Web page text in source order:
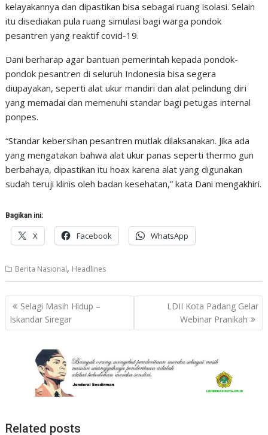
kelayakannya dan dipastikan bisa sebagai ruang isolasi. Selain
itu disediakan pula ruang simulasi bagi warga pondok
pesantren yang reaktif covid-19.
Dani berharap agar bantuan pemerintah kepada pondok-
pondok pesantren di seluruh Indonesia bisa segera
diupayakan, seperti alat ukur mandiri dan alat pelindung diri
yang memadai dan memenuhi standar bagi petugas internal
ponpes.
“Standar kebersihan pesantren mutlak dilaksanakan. Jika ada
yang mengatakan bahwa alat ukur panas seperti thermo gun
berbahaya, dipastikan itu hoax karena alat yang digunakan
sudah teruji klinis oleh badan kesehatan,” kata Dani mengakhiri.
Bagikan ini:
X Facebook WhatsApp
Berita Nasional, Headlines
Navigasi
pos
Selagi Masih Hidup –
Iskandar Siregar
LDII Kota Padang Gelar
Webinar Pranikah
Related posts